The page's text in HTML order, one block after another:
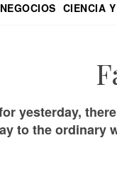
CIENCIA
yesterday,
to the ordinary